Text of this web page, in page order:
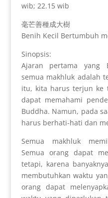
wib; 22.15 wib
毫芒善種成大樹
Benih Kecil Bertumbuh
Sinopsis:
Ajaran pertama yang
semua makhluk adalah
itu, kita harus terjun ke
dapat memahami
Buddha. Namun, pada
harus berhati-hati dan
Semua makhluk
Semua orang dapat
tetapi, karena
membutuhkan waktu
orang dapat